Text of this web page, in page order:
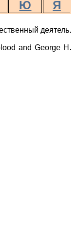
Ю Я
деятель.
and George H.